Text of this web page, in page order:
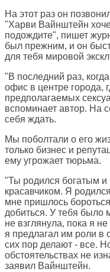
На этот раз он
"Харви Вайнштейн
подождите", пишет
был прежним, и он
для тебя мировой
"В последний раз,
офис в центре города,
предполагаемых
вспоминает автор. На
себя ждать.
Мы поболтали о его
только бизнес и
ему угрожает тюрьма.
"Ты родился богатым
красавчиком. Я
мне пришлось
добиться. У тебя было
не взглянула, пока я
я предлагал им роли в
сих пор делают - все.
обстоятельствах не
заявил Вайнштейн.